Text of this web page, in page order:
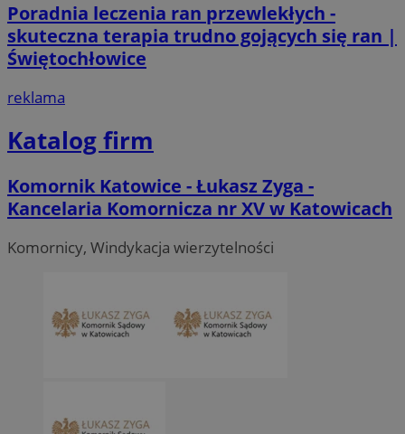
Poradnia leczenia ran przewlekłych -
skuteczna terapia trudno gojących się ran |
Świętochłowice
reklama
Katalog firm
Komornik Katowice - Łukasz Zyga -
Kancelaria Komornicza nr XV w Katowicach
Komornicy, Windykacja wierzytelności